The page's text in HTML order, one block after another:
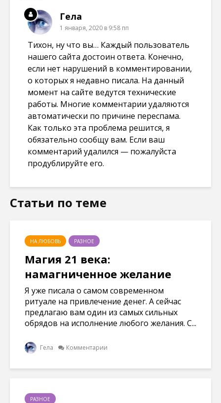
Гела
1 января, 2020 в 9:58 пп
Тихон, ну что вы… Каждый пользователь
нашего сайта достоин ответа. Конечно,
если нет нарушений в комментировании,
о которых я недавно писала. На данный
момент на сайте ведутся технические
работы. Многие комментарии удаляются
автоматически по причине переспама.
Как только эта проблема решится, я
обязательно сообщу вам. Если ваш
комментарий удалился — пожалуйста
продублируйте его.
Статьи по теме
НА ЛЮБОВЬ РАЗНОЕ
Магия 21 века:
намагниченное желание
Я уже писала о самом современном
ритуале на привлечение денег. А сейчас
предлагаю вам один из самых сильных
обрядов на исполнение любого желания. С...
Гела Комментарии
РАЗНОЕ